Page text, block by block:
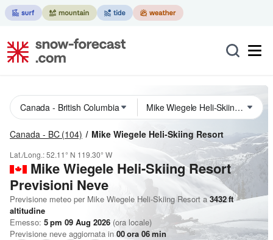
Canada - BC (104) Mike Wiegele Heli-Skiing Resort
Lat./Long.:52.11° N 119.30° W
Mike Wiegele Heli-Skiing Resort
Previsioni Neve
Previsione meteo per Mike Wiegele Heli-Skiing Resort a 3432ft
altitudine
Emesso: 5 pm 09 Aug 2026 (ora locale)
Previsione neve aggiornata in 00ora 06min